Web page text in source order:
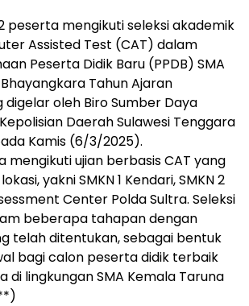
peserta mengikuti seleksi akademik
Assisted Test (CAT) dalam
Peserta Didik Baru (PPDB) SMA
Tahun Ajaran
digelar oleh Biro Sumber Daya
Daerah Sulawesi Tenggara
Kamis (6/3/2025).
mengikuti ujian berbasis CAT yang
yakni SMKN 1 Kendari, SMKN 2
Center Polda Sultra. Seleksi
beberapa tahapan dengan
telah ditentukan, sebagai bentuk
bagi calon peserta didik terbaik
di lingkungan SMA Kemala Taruna